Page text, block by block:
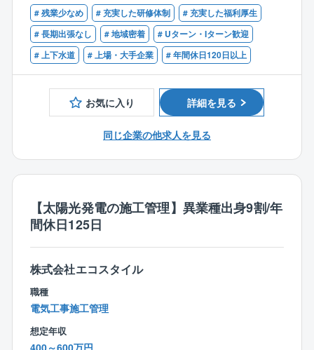
超えるNTTグループの一員であり、9500棟超の管理物
件を有し国内外におけるグループ会社の事業を支えて
います。
充実の福利厚生、年次有給取得18日、手厚い資格支援
制度など長期に渡り就業できる環境が整っておりま
す。
ます。
※仙台をご希望の方については半年程度、東京・名古
屋・大阪の大拠点で現場を経験後の配属を想定してお
ります。
＜具体的には＞
○上下水道、排水処理などプラント施設における施工計
○現場での工程管理、安全管理、品質管理、施工マネジ
○協力会社との折衝、指示出し、進捗確認など、現場代
○設計・資材・営業等社内関係部署との連携による工事
推進
○発注者との協議・報告対応、竣工図書作成などの竣工
対応業務
○環境・省エネに配慮した施工手法の導入検討や、技術
提案資料の作成 など
○担当設備：強電設備や自家発電・電源設備や監視制御
などの計装設備
※出張は全国の現場となります
# 残業少なめ # 充実した研修体制
# 充実した福利厚生
# 長期出張なし
# 地域密着
# Uターン・Iターン歓迎
# 上下水道
# 上場・大手企業 # 年間休日120日以上
お気に入り 詳細を見る
同じ企業の他求人を見る
【太陽光発電の施工管理】異業種出身9割/年
間休日125日
株式会社エコスタイル
職種
電気工事施工管理
想定年収
400～600万円